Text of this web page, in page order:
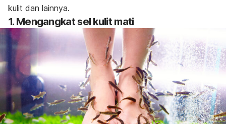
kulit dan lainnya.
1. Mengangkat sel kulit mati